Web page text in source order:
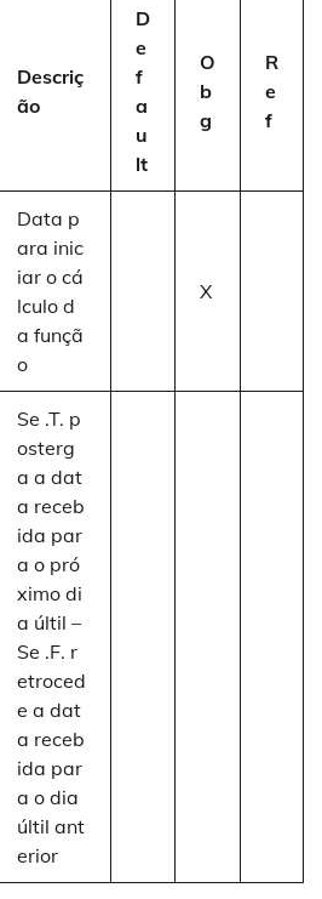
Descriç
ão
D
e
f
a
u
lt
O
b
g
R
e
f
Data p
ara inic
iar o cá
lculo d
a funçã
o
X
Se .T. p
osterg
a a dat
a receb
ida par
a o pró
ximo di
a últil –
Se .F. r
etroced
e a dat
a receb
ida par
a o dia
últil ant
erior